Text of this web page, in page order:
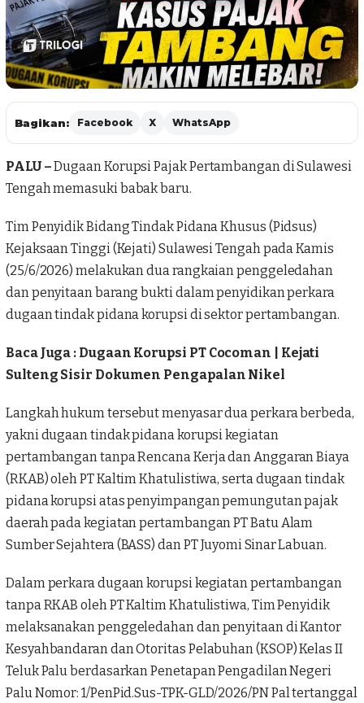
Bagikan: Facebook X WhatsApp
PALU –Dugaan Korupsi Pajak Pertambangan di Sulawesi
Tengah memasuki babak baru.
Tim Penyidik Bidang Tindak Pidana Khusus (Pidsus)
Kejaksaan Tinggi (Kejati) Sulawesi Tengah pada Kamis
(25/6/2026) melakukan dua rangkaian penggeledahan
dan penyitaan barang bukti dalam penyidikan perkara
dugaan tindak pidana korupsi di sektorpertambangan.
Baca Juga : Dugaan Korupsi PT Cocoman | Kejati
Sulteng Sisir Dokumen Pengapalan Nikel
Langkah hukum tersebut menyasar dua perkara berbeda,
yakni dugaan tindak pidana korupsi kegiatan
pertambangan tanpa Rencana Kerja dan Anggaran Biaya
(RKAB) oleh PT Kaltim Khatulistiwa, serta dugaan tindak
pidana korupsi atas penyimpangan pemungutan pajak
daerah pada kegiatan pertambangan PT Batu Alam
Sumber Sejahtera (BASS) dan PT Juyomi Sinar Labuan.
Dalam perkara dugaan korupsi kegiatan pertambangan
tanpa RKAB oleh PT Kaltim Khatulistiwa, Tim Penyidik
melaksanakan penggeledahan dan penyitaan di Kantor
Kesyahbandaran dan Otoritas Pelabuhan (KSOP) Kelas II
Teluk Palu berdasarkan Penetapan Pengadilan Negeri
Palu Nomor: 1/PenPid.Sus-TPK-GLD/2026/PN Pal tertanggal